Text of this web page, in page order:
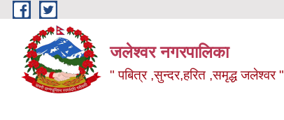
Skip to main content
जलेश्वर नगरपालिका
" पबित्र ,सुन्दर,हरित ,समृद्ध जलेश्वर "